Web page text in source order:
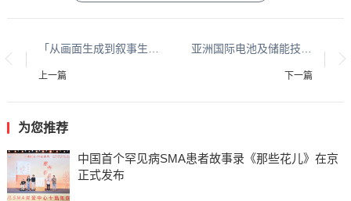
上一篇 下一篇
为您推荐
中国首个罕见病SMA患者故事录《那些花儿》在京
正式发布